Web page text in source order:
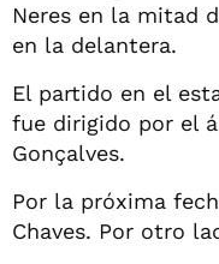
Neres en la mitad
en la delantera.
El partido en el
fue dirigido por el
Gonçalves.
Por la próxima
Chaves. Por otro